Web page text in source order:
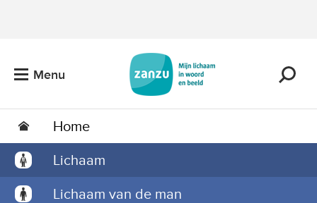
Menu
Home
Lichaam
Lichaam van de man